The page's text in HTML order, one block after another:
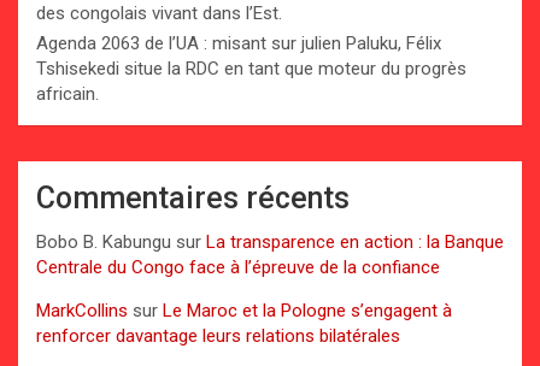
des congolais vivant dans l’Est.
Agenda 2063 de l’UA : misant sur julien Paluku, Félix
Tshisekedi situe la RDC en tant que moteur du progrès
africain.
Commentaires récents
Bobo B. Kabungu sur La transparence en action : la Banque
Centrale du Congo face à l’épreuve de la confiance
MarkCollins sur Le Maroc et la Pologne s’engagent à
renforcer davantage leurs relations bilatérales